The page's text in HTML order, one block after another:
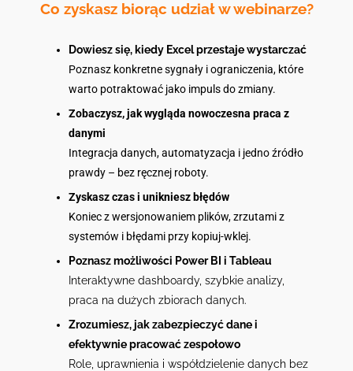
Co zyskasz biorąc udział w webinarze?
Dowiesz się, kiedy Excel przestaje wystarczać
Poznasz konkretne sygnały i ograniczenia, które
warto potraktować jako impuls do zmiany.
Zobaczysz, jak wygląda nowoczesna praca z
danymi
Integracja danych, automatyzacja i jedno źródło
prawdy – bez ręcznej roboty.
Zyskasz czas i unikniesz błędów
Koniec z wersjonowaniem plików, zrzutami z
systemów i błędami przy kopiuj-wklej.
Poznasz możliwości Power BI i Tableau
Interaktywne dashboardy, szybkie analizy,
praca na dużych zbiorach danych.
Zrozumiesz, jak zabezpieczyć dane i
efektywnie pracować zespołowo
Role, uprawnienia i współdzielenie danych bez